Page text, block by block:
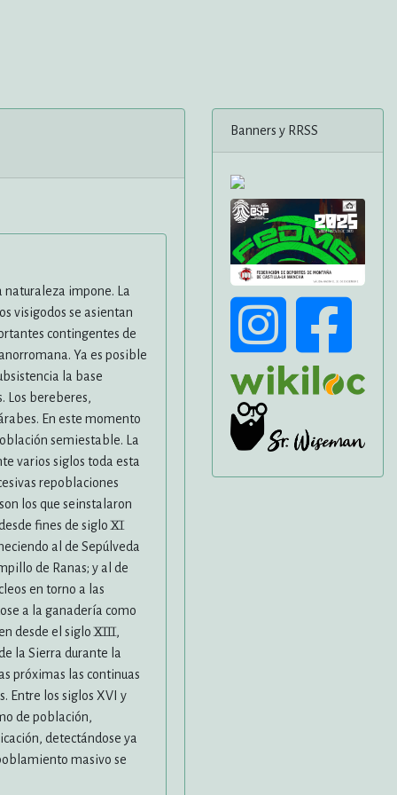
naturaleza impone. La
visigodos se asientan
contingentes de
Ya es posible
la base
Los bereberes,
En este momento
semiestable. La
varios siglos toda esta
repoblaciones
los que seinstalaron
fines de siglo XI
al de Sepúlveda
de Ranas; y al de
en torno a las
a la ganadería como
desde el siglo XIII,
la Sierra durante la
próximas las continuas
Entre los siglos XVI y
de población,
detectándose ya
masivo se
Banners y RRSS